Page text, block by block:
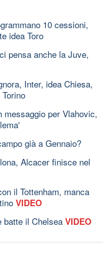
10 cessioni,
idea Toro
pensa anche la Juve,
Inter, idea Chiesa,
messaggio per Vlahovic,
già a Gennaio?
Alcacer finisce nel
il Tottenham, manca
VIDEO
batte il Chelsea VIDEO